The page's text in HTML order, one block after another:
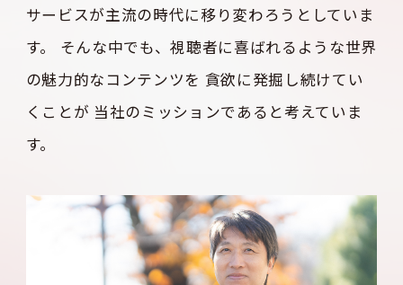
サービスが主流の時代に移り変わろうとしていま
す。
そんな中でも、視聴者に喜ばれるような世界
の魅力的なコンテンツを 貪欲に発掘し続けてい
くことが 当社のミッションであると考えていま
す。